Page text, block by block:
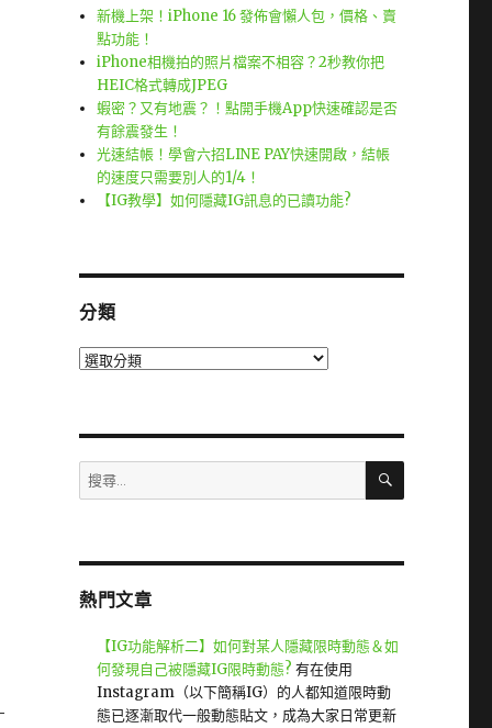
新機上架！iPhone 16 發佈會懶人包，價格、賣
點功能！
iPhone相機拍的照片檔案不相容？2秒教你把
HEIC格式轉成JPEG
蝦密？又有地震？！點開手機App快速確認是否
有餘震發生！
光速結帳！學會六招LINE PAY快速開啟，結帳
的速度只需要別人的1/4！
【IG教學】如何隱藏IG訊息的已讀功能?
分類
分
搜
尋
字:
搜
熱門文章
【IG功能解析二】如何對某人隱藏限時動態＆如
何發現自己被隱藏IG限時動態? 有在使用
Instagram（以下簡稱IG）的人都知道限時動
態已逐漸取代一般動態貼文，成為大家日常更新